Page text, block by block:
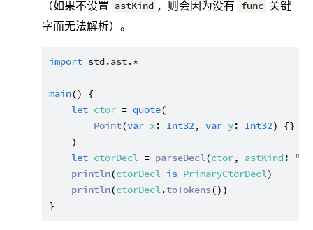
（如果不设置 astKind ，则会因为没有 func 关键
字而无法解析）。
import std.ast.*
main() {
let ctor = quote(
Point(var x: Int32, var y: Int32) {}
    )
let ctorDecl = parseDecl(ctor, astKind:
println(ctorDecl is PrimaryCtorDecl)
println(ctorDecl.toTokens())